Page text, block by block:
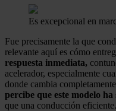
Es excepcional en
Fue precisamente la que
relevante aquí es cómo
respuesta inmediata,
acelerador, especialmente
donde cambia
percibe que este modelo
que una conducción eficiente.